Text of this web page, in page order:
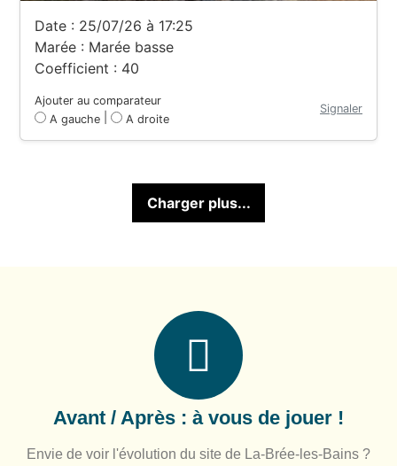
Date : 25/07/26 à 17:25
Marée : Marée basse
Coefficient : 40
Ajouter au comparateur
A gauche
A droite
Signaler
Charger plus...
Avant / Après : à vous de jouer !
Envie de voir l'évolution du site de La-Brée-les-Bains ?